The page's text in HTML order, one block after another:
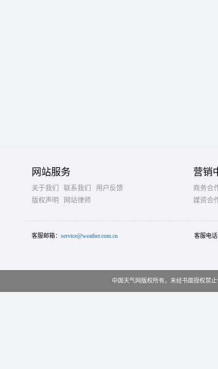
网站服务
关于我们 联系我们
用户反馈
版权声明
网站律师
营销
商务合
媒资合
客服邮箱： service@weather.com.cn 客服电
中国天气网版权所有，未经书面授权